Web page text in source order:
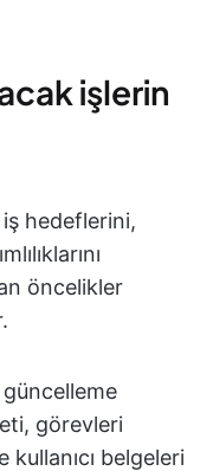
işlerin
hedeflerini,
öncelikler
görevleri
belgeleri